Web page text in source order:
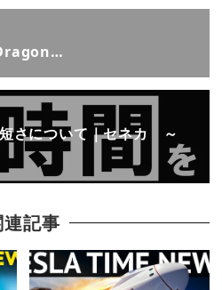
さについて｜セネカ ～
連記事